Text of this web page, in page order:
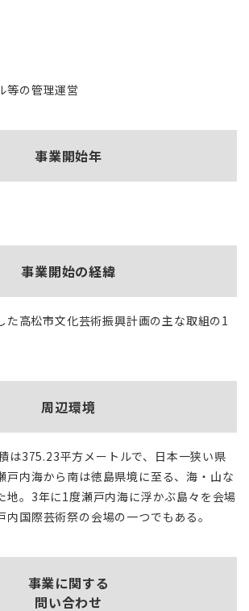
等の管理運営
事業開始年
事業開始の経緯
た高松市文化芸術振興計画の主な取組の1
周辺環境
は375.23平方メートルで、日本一狭い県
戸内海から南は徳島県境に至る、海・山な
地。3年に1度瀬戸内海に浮かぶ島々を会場
内国際芸術祭の会場の一つでもある。
事業に関する
問い合わせ